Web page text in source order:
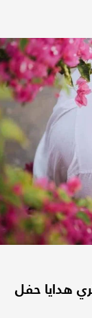
هدايا حفل